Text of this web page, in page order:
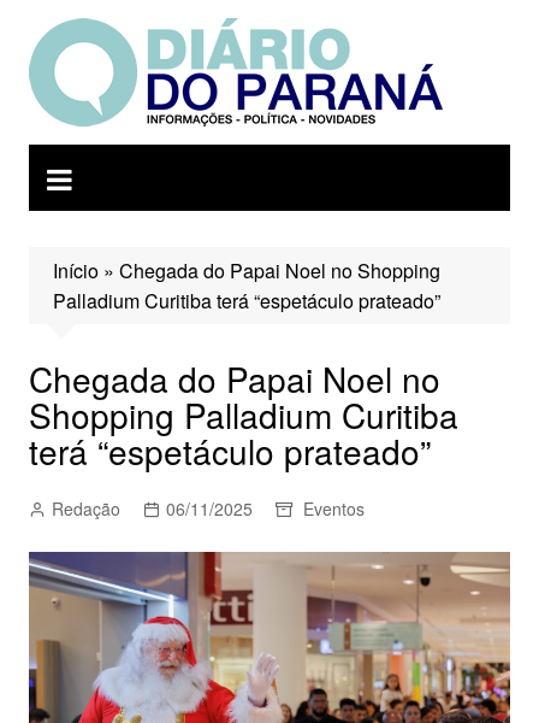
para
conteúdo
Início» Chegada do Papai Noel no Shopping
Palladium Curitiba terá “espetáculo prateado”
Chegada do Papai Noel no
Shopping Palladium Curitiba
terá “espetáculo prateado”
Redação 06/11/2025 Eventos